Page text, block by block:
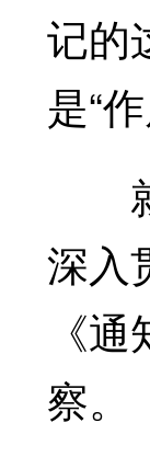
记的
是“
就
深入
《
察。